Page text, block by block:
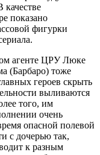
показано
фигурки
агенте ЦРУ Люке
(Барбаро) тоже
героев скрыть
выливаются
того, им
очень
опасной полевой
с дочерью так,
к разным